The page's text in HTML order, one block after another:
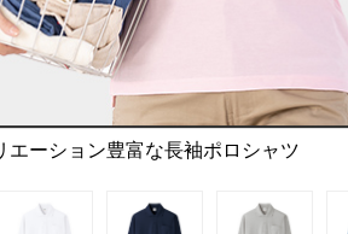
エーション豊富な長袖ポロシャツ